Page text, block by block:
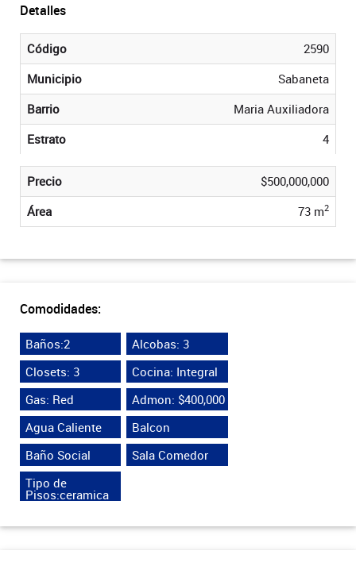
Detalles
Código
2590
Municipio
Sabaneta
Barrio
Maria Auxiliadora
Estrato
4
Precio
$500,000,000
Área
73 m2
Comodidades:
Baños:2
Alcobas: 3
Closets: 3
Cocina: Integral
Gas: Red
Admon: $400,000
Agua Caliente
Balcon
Baño Social
Sala Comedor
Tipo de
Pisos:ceramica